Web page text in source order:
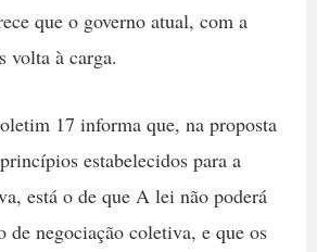
que o governo atual, com a
volta à carga.
17 informa que, na proposta
estabelecidos para a
está o de que A lei não poderá
negociação coletiva, e que os